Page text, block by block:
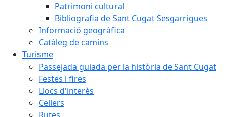
Patrimoni cultural
Bibliografia de Sant Cugat Sesgarrigues
Informació geogràfica
Catàleg de camins
Turisme
Passejada guiada per la història de Sant Cugat
Festes i fires
Llocs d'interès
Cellers